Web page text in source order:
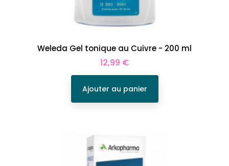
Weleda Gel tonique au Cuivre - 200 ml
Prix
12,99 €
Ajouter au panier